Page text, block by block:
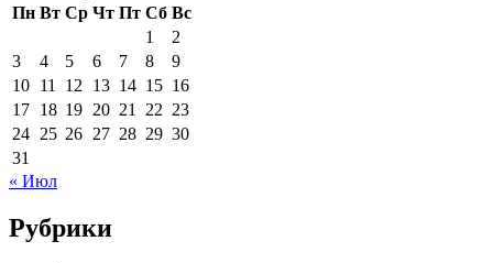
Пн Вт Ср Чт Пт Сб Вс
1
2
3
4 5 6 7 8
9
10 11 12 13 14 15 16
17 18 19 20 21 22 23
24 25 26 27 28 29 30
31
« Июл
Рубрики